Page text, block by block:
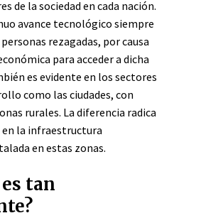
de la sociedad en cada nación.
avance tecnológico siempre
rezagadas, por causa
para acceder a dicha
es evidente en los sectores
como las ciudades, con
rurales. La diferencia radica
la infraestructura
en estas zonas.
tan